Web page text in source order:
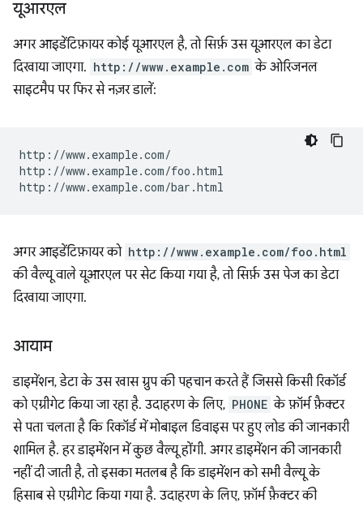
यूआरएल
अगर आइडेंटिफ़ायर कोई यूआरएल है, तो सिर्फ़ उस यूआरएल का डेटा
दिखाया जाएगा. http://www.example.com के ओरिजनल
साइटमैप पर फिर से नज़र डालें:
http://www.example.com/
http://www.example.com/foo.html
अगर आइडेंटिफ़ायर को http://www.example.com/foo.html
की वैल्यू वाले यूआरएल पर सेट किया गया है, तो सिर्फ़ उस पेज का डेटा
दिखाया जाएगा.
आयाम
डाइमेंशन, डेटा के उस खास ग्रुप की पहचान करते हैं जिससे किसी रिकॉर्ड
को एग्रीगेट किया जा रहा है. उदाहरण के लिए, PHONE के फ़ॉर्म फ़ैक्टर
से पता चलता है कि रिकॉर्ड में मोबाइल डिवाइस पर हुए लोड की जानकारी
शामिल है. हर डाइमेंशन में कुछ वैल्यू होंगी. अगर डाइमेंशन की जानकारी
नहीं दी जाती है, तो इसका मतलब है कि डाइमेंशन को सभी वैल्यू के
हिसाब से एग्रीगेट किया गया है. उदाहरण के लिए, फ़ॉर्म फ़ैक्टर की